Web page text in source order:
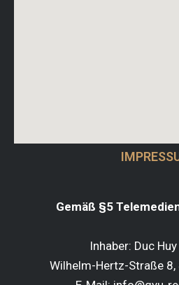
Gemäß §5
Inhaber: Duc
Wilhelm-Hertz-Straße